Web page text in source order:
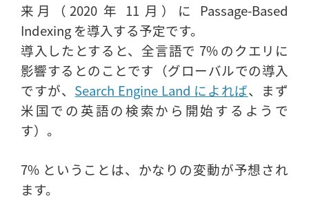
来月（2020 年 11 月）に Passage-Based
Indexing を導入する予定です。
導入したとすると、全言語で 7% のクエリに
影響するとのことです（グローバルでの導入
ですが、 Search Engine Land によれば、まず
米国での英語の検索から開始するようで
す）。
7% ということは、かなりの変動が予想され
ます。